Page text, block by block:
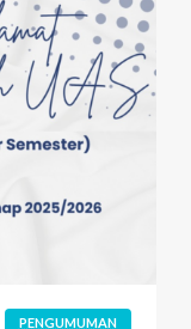
PENGUMUMAN